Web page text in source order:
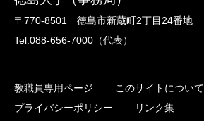
〒770-8501 徳島市新蔵町2丁目24番地
Tel.088-656-7000（代表）
教職員専用ページ
このサイトについて
プライバシーポリシー
リンク集